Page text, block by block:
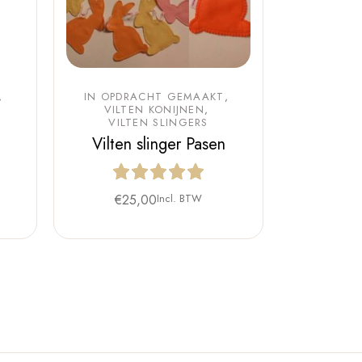
IN OPDRACHT GEMAAKT
VILTEN KONIJNEN
VILTEN SLINGERS
Vilten slinger Pasen
€25,00Incl. BTW